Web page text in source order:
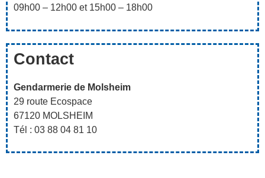
09h00 – 12h00 et 15h00 – 18h00
Contact
Gendarmerie de Molsheim
29 route Ecospace
67120 MOLSHEIM
Tél : 03 88 04 81 10